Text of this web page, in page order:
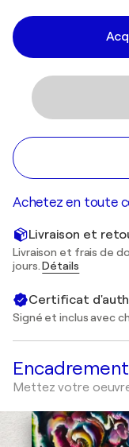
Achetez en toute
Livraison et
Livraison et frais de
jours.Détails
Certificat
Signé et inclus avec
Encadrement
Mettez votre